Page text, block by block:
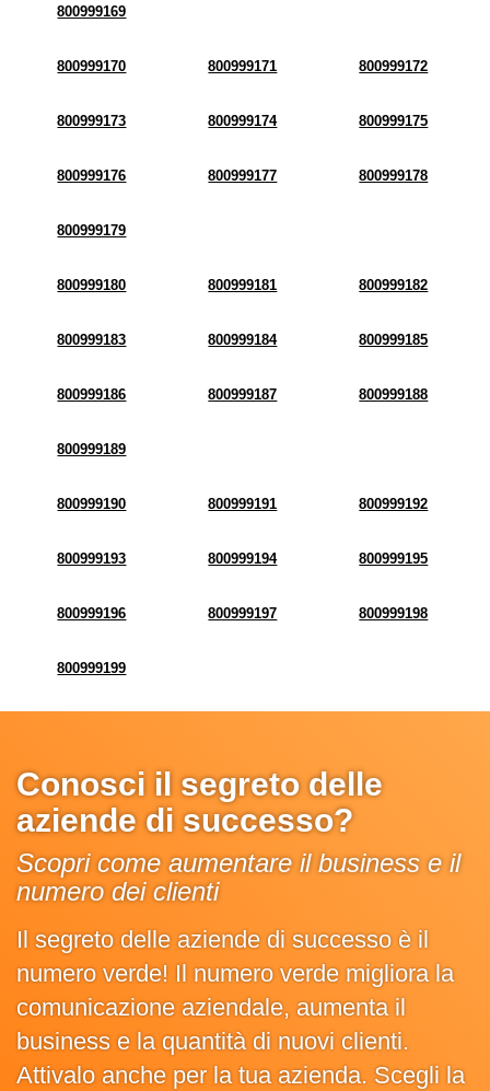
800999169
800999170 800999171 800999172
800999173 800999174 800999175
800999176 800999177 800999178
800999179
800999180 800999181 800999182
800999183 800999184 800999185
800999186 800999187 800999188
800999189
800999190 800999191 800999192
800999193 800999194 800999195
800999196 800999197 800999198
800999199
Conosci il segreto delle
aziende di successo?
Scopri come aumentare il business e il
numero dei clienti
Il segreto delle aziende di successo è il
numero verde! Il numero verde migliora la
comunicazione aziendale, aumenta il
business e la quantità di nuovi clienti.
Attivalo anche per la tua azienda. Scegli la